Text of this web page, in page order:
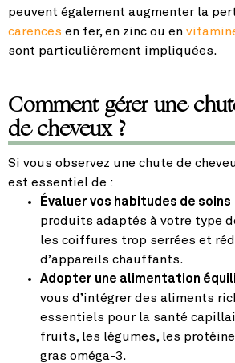
peuvent également augmenter la
carences en fer, en zinc ou en
sont particulièrement impliquées.
Comment gérer une
de cheveux ?
Si vous observez une chute de
est essentiel de :
Évaluer vos habitudes de soins
produits adaptés à votre type
les coiffures trop serrées et
d’appareils chauffants.
Adopter une alimentation
vous d’intégrer des aliments
essentiels pour la santé
fruits, les légumes, les
gras oméga-3.